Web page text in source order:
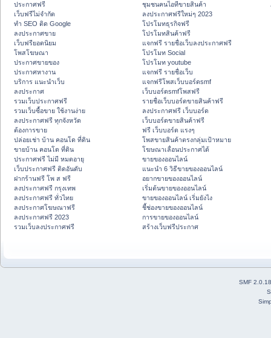
ประกาศฟรี
เว็บฟรีไม่จำกัด
ทำ SEO ติด Google
ลงประกาศขาย
เว็บฟรียอดนิยม
โพสโฆษณา
ประกาศขายของ
ประกาศหางาน
บริการ แนะนำเว็บ
ลงประกาศ
รวมเว็บประกาศฟรี
รวมเว็บซื้อขาย ใช้งานง่าย
ลงประกาศฟรี ทุกจังหวัด
ต้องการขาย
ปล่อยเช่า บ้าน คอนโด ที่ดิน
ขายบ้าน คอนโด ที่ดิน
ประกาศฟรี ไม่มี หมดอายุ
เว็บประกาศฟรี ติดอันดับ
ฝากร้านฟรี โพ ส ฟรี
ลงประกาศฟรี กรุงเทพ
ลงประกาศฟรี ทั่วไทย
ลงประกาศโฆษณาฟรี
ลงประกาศฟรี 2023
รวมเว็บลงประกาศฟรี
ชุมชนคนไอทีขายสินค้า
ลงประกาศฟรีใหม่ๆ 2023
โปรโมทธุรกิจฟรี
โปรโมทสินค้าฟรี
แจกฟรี รายชื่อเว็บลงประกาศฟรี
โปรโมท Social
โปรโมท youtube
แจกฟรี รายชื่อเว็บ
แจกฟรีโพสเว็บบอร์ดsmf
เว็บบอร์ดsmfโพสฟรี
รายชื่อเว็บบอร์ดขายสินค้าฟรี
ลงประกาศฟรี เว็บบอร์ด
เว็บบอร์ดขายสินค้าฟรี
ฟรี เว็บบอร์ด แรงๆ
โพสขายสินค้าตรงกลุ่มเป้าหมาย
โฆษณาเลื่อนประกาศได้
ขายของออนไลน์
แนะนำ 6 วิธีขายของออนไลน์
อยากขายของออนไลน์
เริ่มต้นขายของออนไลน์
ขายของออนไลน์ เริ่มยังไง
ชี้ช่องขายของออนไลน์
การขายของออนไลน์
สร้างเว็บฟรีประกาศ
SMF 2.0.18